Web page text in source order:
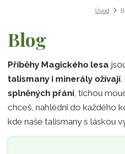
Úvod
Blog
Příběhy Magického lesa
talismany i minerály ožívají.
splněných přání, tichou
chceš, nahlédni do každého
kde naše talismany s láskou